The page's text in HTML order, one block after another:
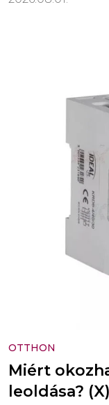
OTTHON
Miért
leoldása? (X)